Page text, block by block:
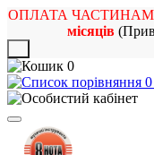
ОПЛАТА
місяців
0
0